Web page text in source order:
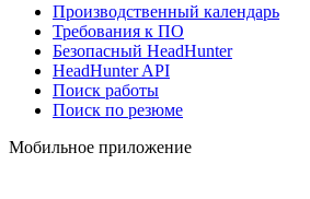
Производственный календарь
Требования к ПО
Безопасный HeadHunter
HeadHunter API
Поиск работы
Поиск по резюме
Мобильное приложение